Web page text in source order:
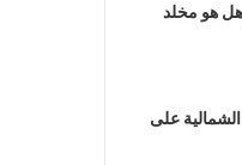
هو مخلد
على